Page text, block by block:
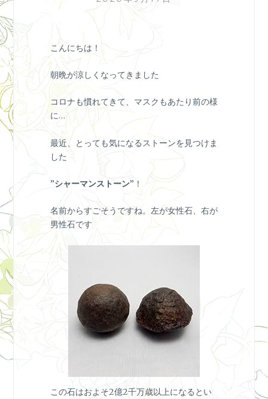
こんにちは！
朝晩が涼しくなってきました
コロナも慣れてきて、マスクもあたり前の様
に…
最近、とっても気になるストーンを見つけま
した
”シャーマンストーン”！
名前からすごそうですね。左が女性石、右が
男性石です
この石はおよそ2億2千万歳以上になるとい